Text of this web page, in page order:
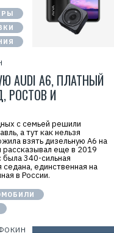
AUDI A6, ПЛАТНЫЙ
РОСТОВ И
с семьей решили
а тут как нельзя
взять дизельную A6 на
рассказывал еще в 2019
была 340-сильная
седана, единственная на
в России.